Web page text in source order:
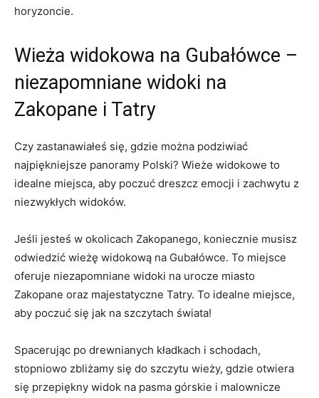
horyzoncie.
Wieża widokowa na Gubałówce‍ –
niezapomniane widoki na⁢
Zakopane ‍i Tatry
Czy zastanawiałeś się, gdzie można podziwiać
najpiękniejsze panoramy Polski? Wieże widokowe to
idealne miejsca, aby poczuć dreszcz emocji i zachwytu z
‍niezwykłych widoków.
Jeśli jesteś‌ w okolicach Zakopanego, koniecznie musisz
odwiedzić wieżę widokową na ⁤Gubałówce. To miejsce
oferuje⁣ niezapomniane widoki ⁣na urocze miasto
Zakopane oraz majestatyczne Tatry. To idealne miejsce,
aby poczuć się jak na szczytach świata!
Spacerując po drewnianych kładkach ⁢i schodach,
stopniowo zbliżamy się do szczytu wieży, ‌gdzie otwiera
się przepiękny ‌widok na pasma górskie i malownicze